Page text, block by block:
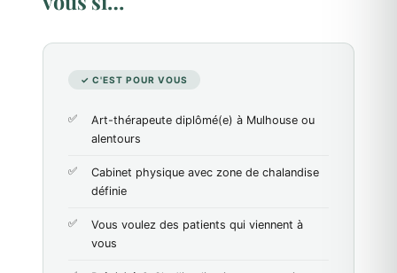
✓ C'EST POUR VOUS
Art-thérapeute diplômé(e) à Mulhouse ou
alentours
Cabinet physique avec zone de chalandise
définie
Vous voulez des patients qui viennent à
vous